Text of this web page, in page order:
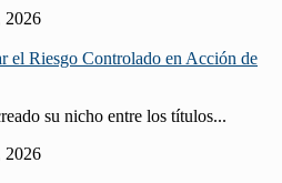
2026
el Riesgo Controlado en Acción de
su nicho entre los títulos...
2026